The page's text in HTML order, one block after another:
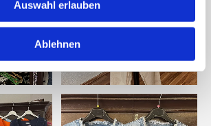
Auswahl erlauben
Ablehnen